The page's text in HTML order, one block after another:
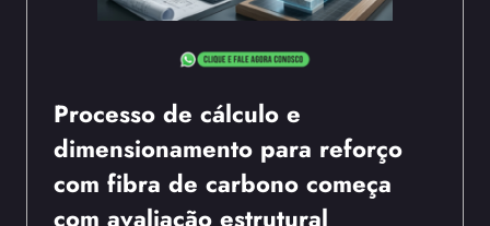
Processo de cálculo e
dimensionamento para reforço
com fibra de carbono começa
com avaliação estrutural